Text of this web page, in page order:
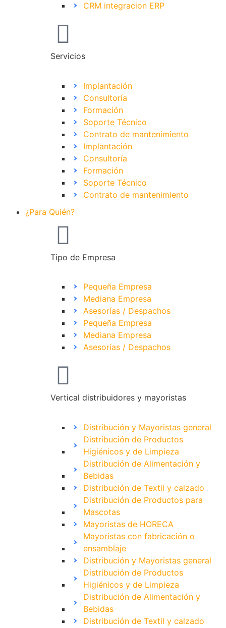
CRM integracion ERP
Servicios
Implantación
Consultoría
Formación
Soporte Técnico
Contrato de mantenimiento
Implantación
Consultoría
Formación
Soporte Técnico
Contrato de mantenimiento
¿Para Quién?
Tipo de Empresa
Pequeña Empresa
Mediana Empresa
Asesorías / Despachos
Pequeña Empresa
Mediana Empresa
Asesorías / Despachos
Vertical distribuidores y mayoristas
Distribución y Mayoristas general
Distribución de Productos
Higiénicos y de Limpieza
Distribución de Alimentación y
Bebidas
Distribución de Textil y calzado
Distribución de Productos para
Mascotas
Mayoristas de HORECA
Mayoristas con fabricación o
ensamblaje
Distribución y Mayoristas general
Distribución de Productos
Higiénicos y de Limpieza
Distribución de Alimentación y
Bebidas
Distribución de Textil y calzado